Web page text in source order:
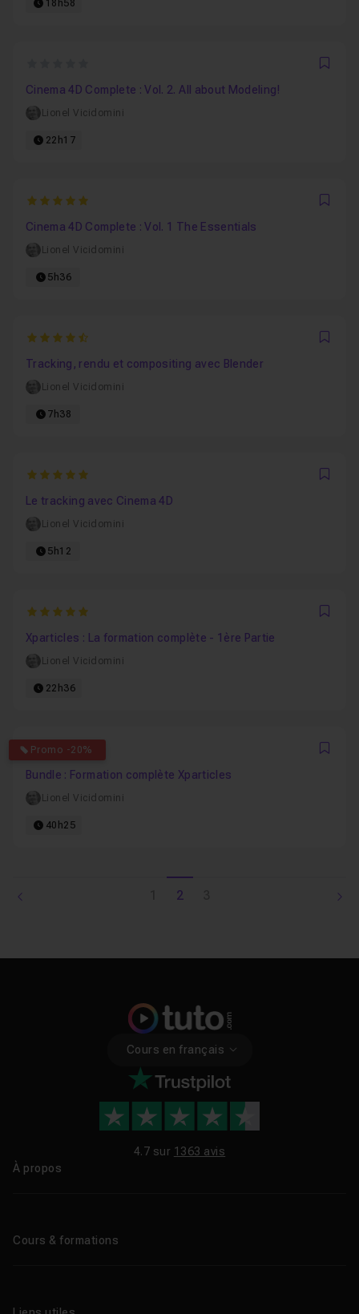
18h58
Cinema 4D Complete : Vol. 2. All about Modeling!
Lionel Vicidomini
22h17
5
Cinema 4D Complete : Vol. 1 The Essentials
Lionel Vicidomini
5h36
4.9090909090909
Tracking, rendu et compositing avec Blender
Lionel Vicidomini
7h38
5
Le tracking avec Cinema 4D
Lionel Vicidomini
5h12
5
Xparticles : La formation complète - 1ère Partie
Lionel Vicidomini
22h36
Promo -20%
5
Bundle : Formation complète Xparticles
Lionel Vicidomini
40h25
2
Cours en français
4.7 sur 1363 avis
À propos
Cours & formations